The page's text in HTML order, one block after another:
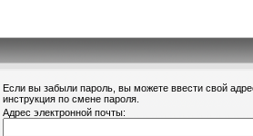
Если вы забыли пароль, вы можете ввести свой
инструкция по смене пароля.
Адрес электронной почты: